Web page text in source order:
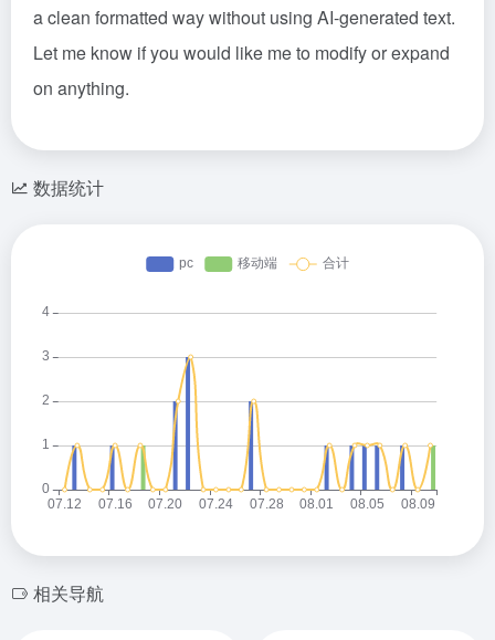
a clean formatted way without using AI-generated text.
Let me know if you would like me to modify or expand
on anything.
数据统计
相关导航